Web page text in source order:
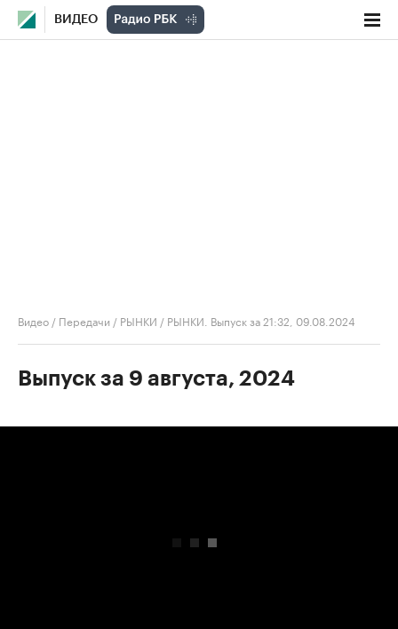
ВИДЕО
Видео / Передачи / РЫНКИ / РЫНКИ. Выпуск за 21:32, 09.08.2024
Выпуск за 9 августа, 2024